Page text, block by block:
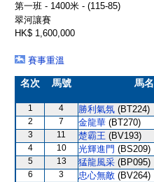
第一班 - 1400米 - (115-85)
翠河讓賽
HK$ 1,600,000
賽事重溫
名次 馬號 馬名
1 4 勝利氣氛 (BT224)
2 7 金龍華 (BT270)
3 11 楚霸王 (BV193)
4 10 光輝進門 (BS209)
5 13 猛龍風采 (BP095)
6 3 忠心無敵 (BV264)